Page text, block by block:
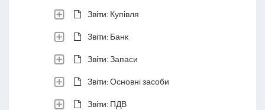
Звіти: Купівля
Звіти: Банк
Звіти: Запаси
Звіти: Основні засоби
Звіти: ПДВ